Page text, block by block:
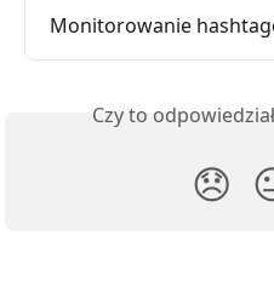
Monitorowanie
Czy to
😞